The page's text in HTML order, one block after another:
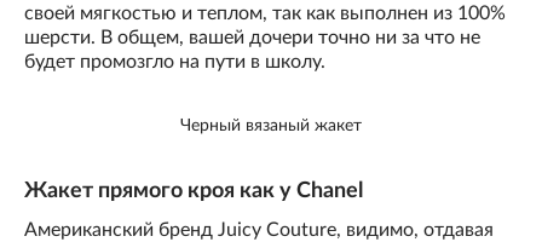
своей мягкостью и теплом, так как выполнен из 100%
шерсти. В общем, вашей дочери точно ни за что не
будет промозгло на пути в школу.
Черный вязаный жакет
Жакет прямого кроя как у Chanel
Американский бренд Juicy Couture, видимо, отдавая